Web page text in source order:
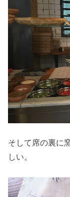
そして席の裏に
しい。